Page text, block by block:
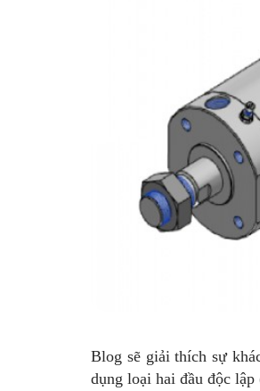
Blog sẽ giải thích sự
dụng loại hai đầu độc